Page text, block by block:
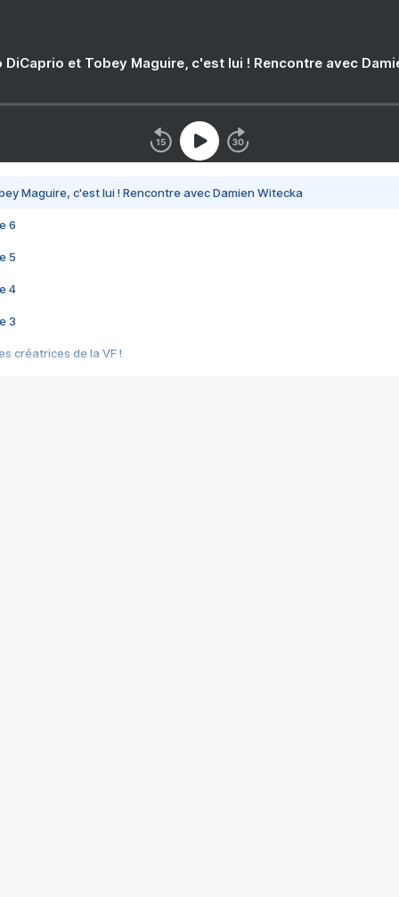
DiCaprio et Tobey Maguire, c'est lui ! Rencontre avec
Maguire, c'est lui ! Rencontre avec Damien Witecka
6
5
4
3
créatrices de la VF !